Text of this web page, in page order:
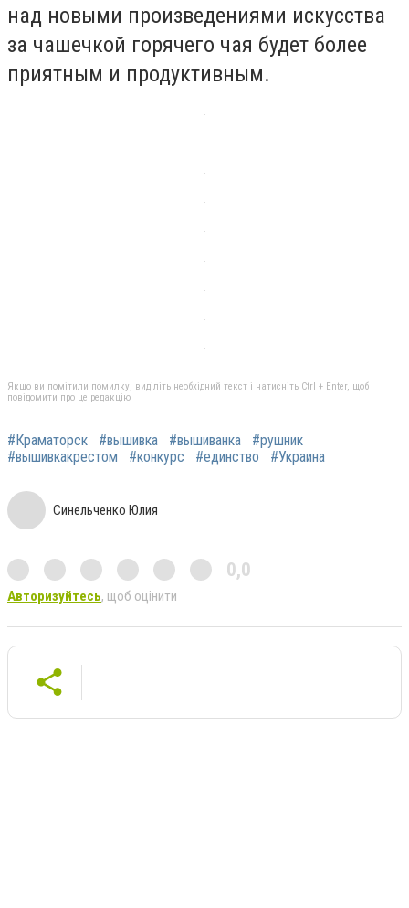
над новыми произведениями искусства
за чашечкой горячего чая будет более
приятным и продуктивным.
Якщо ви помітили помилку, виділіть необхідний текст і натисніть Ctrl + Enter, щоб
повідомити про це редакцію
#Краматорск #вышивка #вышиванка
#рушник
#вышивкакрестом
#конкурс #единство #Украина
Синельченко Юлия
0,0
Авторизуйтесь, щоб оцінити